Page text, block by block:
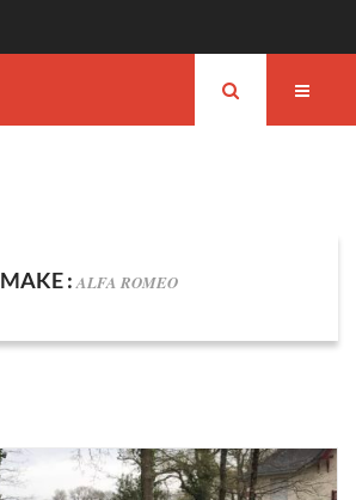
MAKE :ALFA ROMEO